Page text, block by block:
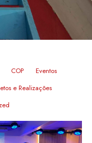
COP
Eventos
e Realizações